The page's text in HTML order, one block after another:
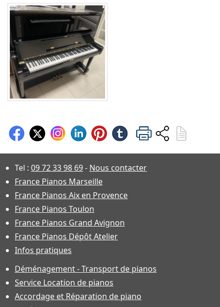
Tel : 09 72 33 98 69- Nous contacter
France Pianos Marseille
France Pianos Aix en Provence
France Pianos Toulon
France Pianos Grand Avignon
France Pianos Dépôt Atelier
Infos pratiques
Déménagement - Transport de pianos
Service Location de pianos
Accordage et Réparation de piano